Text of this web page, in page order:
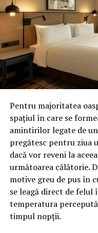
Pentru majoritatea
spațiul în care se
amintirilor legate de un
pregătesc pentru ziua
dacă vor reveni la
următoarea călătorie.
motive greu de pus în
se leagă direct de felul
temperatura
timpul nopții.